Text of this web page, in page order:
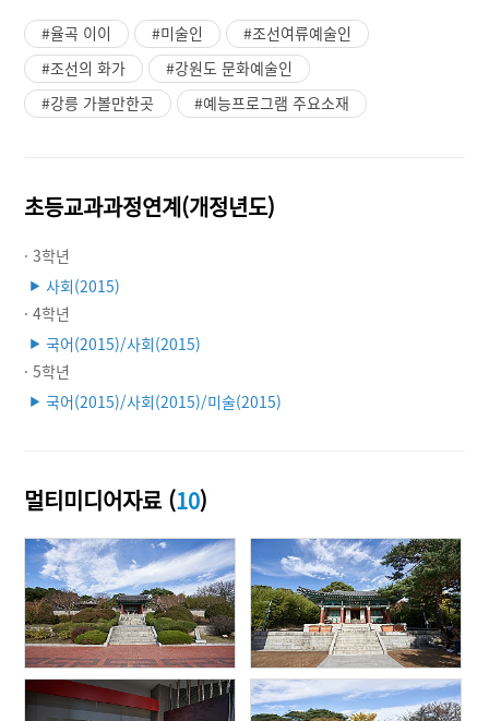
#율곡 이이 #미술인
#조선여류예술인
#조선의 화가
#강원도 문화예술인
#강릉 가볼만한곳
#예능프로그램 주요소재
초등교과과정연계(개정년도)
· 3학년
▶ 사회(2015)
· 4학년
▶ 국어(2015)/사회(2015)
· 5학년
▶ 국어(2015)/사회(2015)/미술(2015)
멀티미디어자료 (10)